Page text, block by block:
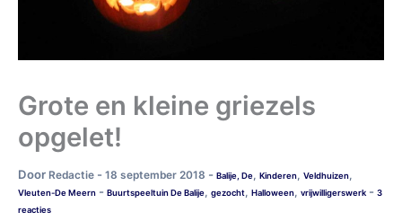
Grote en kleine griezels
opgelet!
Door Redactie - 18 september 2018 - Balije, De, Kinderen, Veldhuizen,
Vleuten-De Meern - Buurtspeeltuin De Balije, gezocht, Halloween, vrijwilligerswerk - 3
reacties